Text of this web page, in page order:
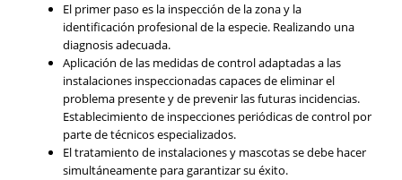
El primer paso es la inspección de la zona y la
identificación profesional de la especie. Realizando una
diagnosis adecuada.
Aplicación de las medidas de control adaptadas a las
instalaciones inspeccionadas capaces de eliminar el
problema presente y de prevenir las futuras incidencias.
Establecimiento de inspecciones periódicas de control por
parte de técnicos especializados.
El tratamiento de instalaciones y mascotas se debe hacer
simultáneamente para garantizar su éxito.